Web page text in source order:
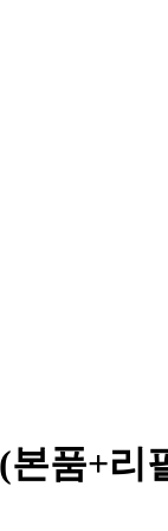
본품+리